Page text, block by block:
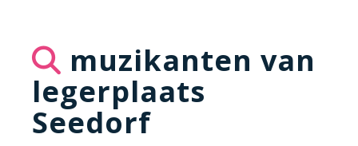
muzikanten van
legerplaats
Seedorf